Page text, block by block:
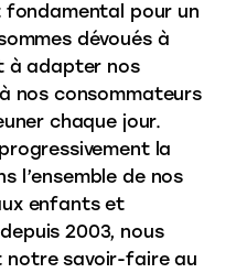
pour un
dévoués à
à adapter nos
nos consommateurs
chaque jour.
la
l’ensemble de nos
enfants et
2003, nous
notre savoir-faire au